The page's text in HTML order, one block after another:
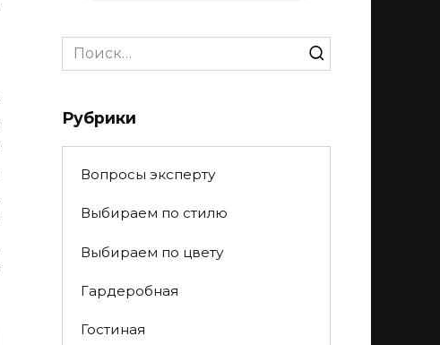
Search
for:
Рубрики
Вопросы эксперту
Выбираем по стилю
Выбираем по цвету
Гардеробная
Гостиная